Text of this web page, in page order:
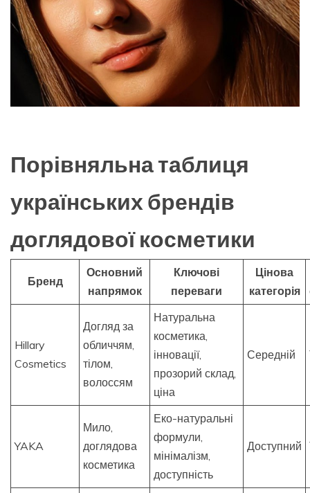
Порівняльна таблиця
українських брендів
доглядової косметики
Бренд
Основний
напрямок
Ключові
переваги
Цінова
категорія
Hillary
Cosmetics
Догляд за
обличчям,
тілом,
волоссям
Натуральна
косметика,
інновації,
прозорий склад,
ціна
Середній
YAKA
Мило,
доглядова
косметика
Еко-натуральні
формули,
мінімалізм,
доступність
Доступний